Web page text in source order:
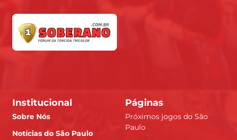
Institucional
Sobre Nós
Notícias do São Paulo
Páginas
Próximos jogos do São
Paulo